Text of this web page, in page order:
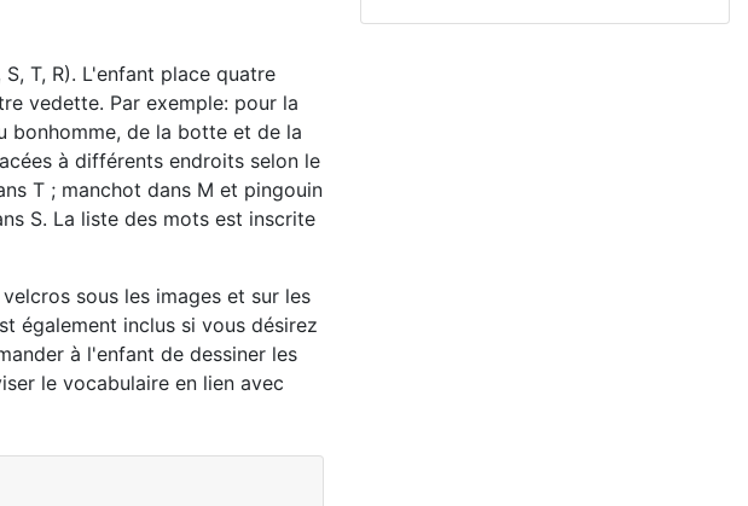
T, R). L'enfant place quatre
vedette. Par exemple: pour la
bonhomme, de la botte et de la
à différents endroits selon le
T ; manchot dans M et pingouin
S. La liste des mots est inscrite
sous les images et sur les
également inclus si vous désirez
à l'enfant de dessiner les
le vocabulaire en lien avec